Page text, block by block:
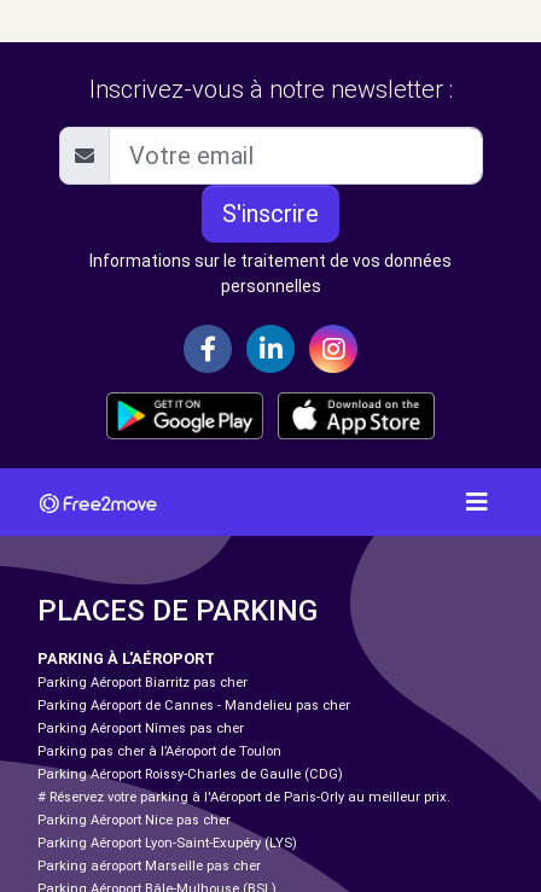
Inscrivez-vous à notre newsletter :
S'inscrire
Informations sur le traitement de vos données
personnelles
PLACES DE PARKING
PARKING À L'AÉROPORT
Parking Aéroport Biarritz pas cher
Parking Aéroport de Cannes - Mandelieu pas cher
Parking Aéroport Nîmes pas cher
Parking pas cher à l’Aéroport de Toulon
Parking Aéroport Roissy-Charles de Gaulle (CDG)
# Réservez votre parking à l'Aéroport de Paris-Orly au meilleur prix.
Parking Aéroport Nice pas cher
Parking Aéroport Lyon-Saint-Exupéry (LYS)
Parking aéroport Marseille pas cher
Parking Aéroport Bâle-Mulhouse (BSL)